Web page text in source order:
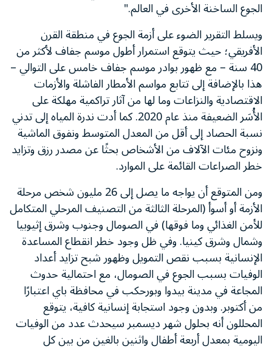
الجوع الساخنة الأخرى في العالم."
ويسلط التقرير الضوء على أزمة الجوع في منطقة القرن
الأفريقي؛ حيث يتوقع استمرار أطول موسم جفاف لأكثر من
40 سنة – مع ظهور بوادر موسم جفاف خامس على التوالي –
هذا بالإضافة إلى تتابع مواسم الأمطار الفاشلة والأزمات
الاقتصادية والنزاعات وما لها من آثار تراكمية مهلكة على
الأُسَر الضعيفة منذ عام 2020. كما أدت ندرة المياه إلى تدني
نسبة الحصاد إلى أقل من المعدل المتوسط ونفوق الماشية
ونزوح مئات الآلاف من الأشخاص بحثًا عن مصدر رزق وتزايد
خطر الصراعات القائمة على الموارد.
ومن المتوقع أن يواجه ما يصل إلى 26 مليون شخص مرحلة
الأزمة أو أسوأ (المرحلة الثالثة من التصنيف المرحلي المتكامل
للأمن الغذائي وما فوقها) في الصومال وجنوب وشرق إثيوبيا
وشمال وشرق كينيا. وفي ظل وجود خطر انقطاع المساعدة
الإنسانية بسبب نقص التمويل وظهور شبح تزايد أعداد
الوفيات بسبب الجوع في الصومال، مع احتمالية حدوث
المجاعة في مدينة بيدوا وبورحكب في محافظة باي‎‎ اعتبارًا
من أكتوبر. وبدون وجود استجابة إنسانية كافية، يتوقع
المحللون أنه بحلول شهر ديسمبر سيحدث عدد من الوفيات
اليومية بمعدل أربعة أطفال واثنين بالغين من بين كل